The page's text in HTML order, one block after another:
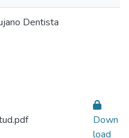
Dentista
Down
load